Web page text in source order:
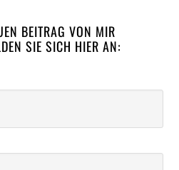
BEITRAG VON MIR
SIE SICH HIER AN: